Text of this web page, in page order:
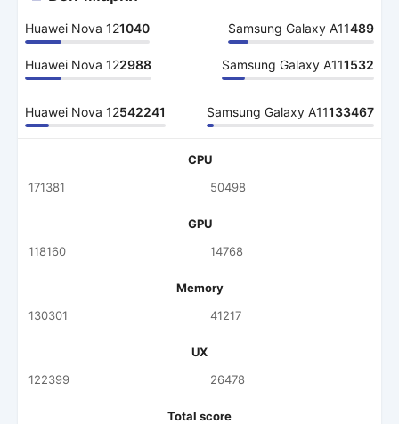
Huawei Nova 121040 Samsung Galaxy A11489
Huawei Nova 122988 Samsung Galaxy A111532
Huawei Nova 12542241 Samsung Galaxy A11133467
CPU
171381
50498
GPU
118160
14768
Memory
130301
41217
UX
122399
26478
Total score